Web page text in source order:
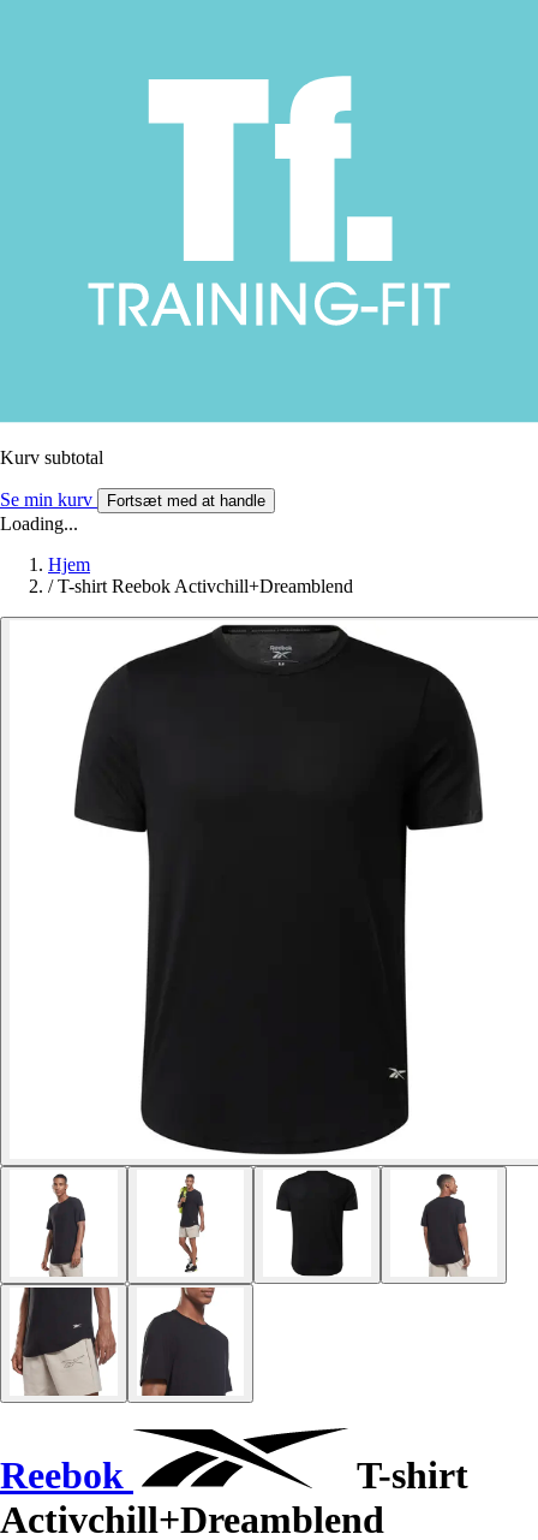
Kurv subtotal
Se min kurv Fortsæt med at handle
Loading...
Hjem
/ T-shirt Reebok Activchill+Dreamblend
Reebok
T-shirt
Activchill+Dreamblend